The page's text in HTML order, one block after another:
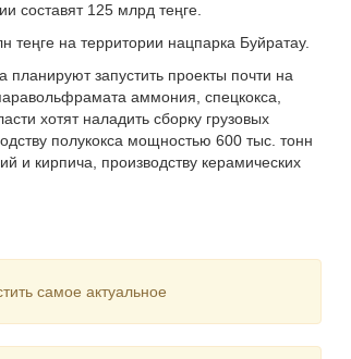
составят 125 млрд теңге.
теңге на территории нацпарка Буйратау.
планируют запустить проекты почти на
аммония, спецкокса,
хотят наладить сборку грузовых
полукокса мощностью 600 тыс. тонн
и кирпича, производству керамических
самое актуальное